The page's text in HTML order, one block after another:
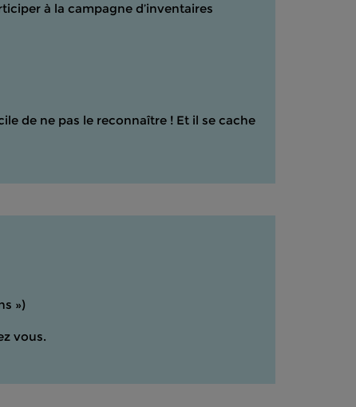
à la campagne d’inventaires
de ne pas le reconnaître ! Et il se cache
»)
vous.